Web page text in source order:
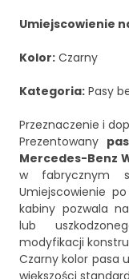
Umiejscowienie
Kolor: Czarny
Kategoria: Pasy
Przeznaczenie i
Prezentowany
Mercedes-Benz
w fabrycznym
Umiejscowienie
kabiny pozwala
lub
modyfikacji
Czarny kolor pasa